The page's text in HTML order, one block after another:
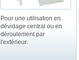
Pour une utilisation en
dévidage central ou en
déroulement par
l'extérieur.